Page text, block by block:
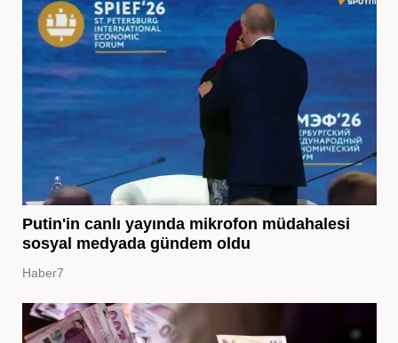
Putin'in canlı yayında mikrofon müdahalesi
sosyal medyada gündem oldu
Haber7